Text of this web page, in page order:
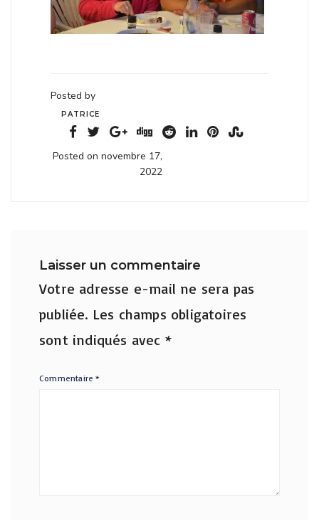
Posted by
PATRICE
Posted on novembre 17,
2022
Laisser un commentaire
Votre adresse e-mail ne sera pas
publiée. Les champs obligatoires
sont indiqués avec *
Commentaire*